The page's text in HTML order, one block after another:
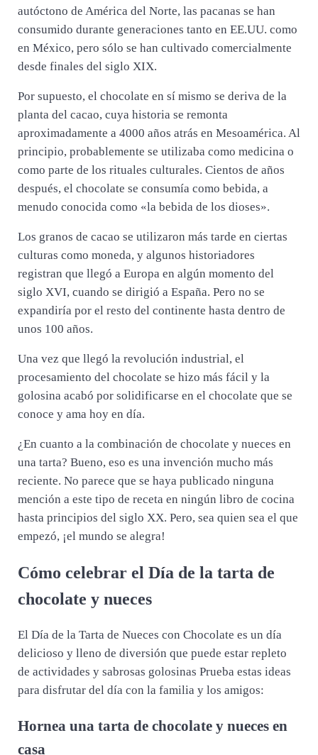
autóctono de América del Norte, las pacanas se han
consumido durante generaciones tanto en EE.UU. como
en México, pero sólo se han cultivado comercialmente
desde finales del siglo XIX.
Por supuesto, el chocolate en sí mismo se deriva de la
planta del cacao, cuya historia se remonta
aproximadamente a 4000 años atrás en Mesoamérica. Al
principio, probablemente se utilizaba como medicina o
como parte de los rituales culturales. Cientos de años
después, el chocolate se consumía como bebida, a
menudo conocida como «la bebida de los dioses».
Los granos de cacao se utilizaron más tarde en ciertas
culturas como moneda, y algunos historiadores
registran que llegó a Europa en algún momento del
siglo XVI, cuando se dirigió a España. Pero no se
expandiría por el resto del continente hasta dentro de
unos 100 años.
Una vez que llegó la revolución industrial, el
procesamiento del chocolate se hizo más fácil y la
golosina acabó por solidificarse en el chocolate que se
conoce y ama hoy en día.
¿En cuanto a la combinación de chocolate y nueces en
una tarta? Bueno, eso es una invención mucho más
reciente. No parece que se haya publicado ninguna
mención a este tipo de receta en ningún libro de cocina
hasta principios del siglo XX. Pero, sea quien sea el que
empezó, ¡el mundo se alegra!
Cómo celebrar el Día de la tarta de
chocolate y nueces
El Día de la Tarta de Nueces con Chocolate es un día
delicioso y lleno de diversión que puede estar repleto
de actividades y sabrosas golosinas Prueba estas ideas
para disfrutar del día con la familia y los amigos:
Hornea una tarta de chocolate y nueces en
casa